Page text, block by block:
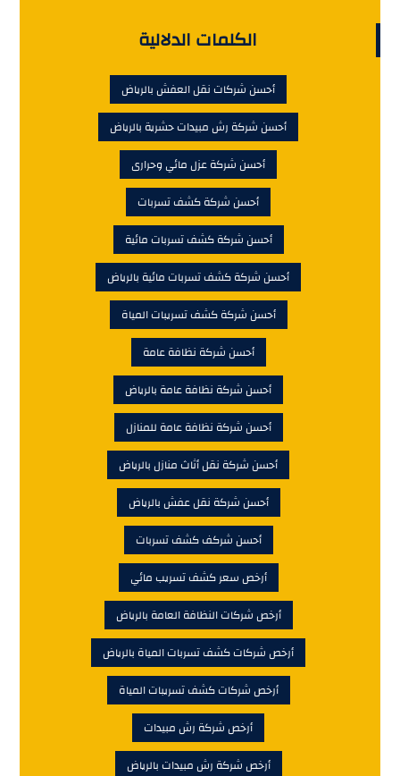
الكلمات الدلالية
أحسن شركات نقل العفش بالرياض
أحسن شركة رش مبيدات حشرية بالرياض
أحسن شركة عزل مائي وحرارى
أحسن شركة كشف تسربات
أحسن شركة كشف تسربات مائية
أحسن شركة كشف تسربات مائية بالرياض
أحسن شركة كشف تسريبات المياة
أحسن شركة نظافة عامة
أحسن شركة نظافة عامة بالرياض
أحسن شركة نظافة عامة للمنازل
أحسن شركة نقل أثاث منازل بالرياض
أحسن شركة نقل عفش بالرياض
أحسن شركف كشف تسربات
أرخص سعر كشف تسريب مائي
أرخص شركات النظافة العامة بالرياض
أرخص شركات كشف تسربات المياة بالرياض
أرخص شركات كشف تسريبات المياة
أرخص شركة رش مبيدات
أرخص شركة رش مبيدات بالرياض